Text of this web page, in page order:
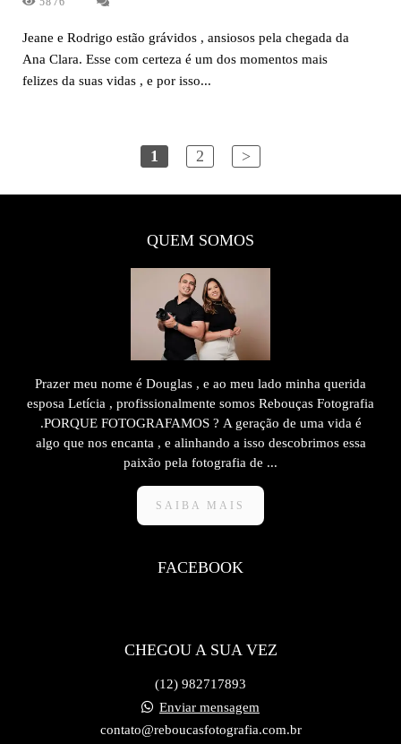
Jeane e Rodrigo estão grávidos , ansiosos pela chegada da
Ana Clara. Esse com certeza é um dos momentos mais
felizes da suas vidas , e por isso...
1 2 >
QUEM SOMOS
Prazer meu nome é Douglas , e ao meu lado minha querida
esposa Letícia , profissionalmente somos Rebouças Fotografia
.PORQUE FOTOGRAFAMOS ? A geração de uma vida é
algo que nos encanta , e alinhando a isso descobrimos essa
paixão pela fotografia de ...
SAIBA MAIS
FACEBOOK
CHEGOU A SUA VEZ
(12) 982717893
Enviar mensagem
contato@reboucasfotografia.com.br